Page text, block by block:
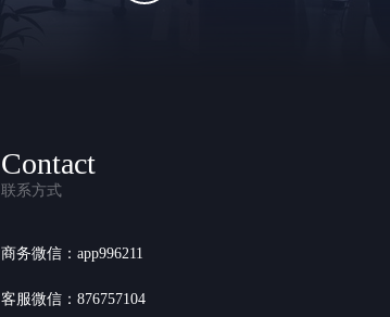
Contact
联系方式
商务微信：app996211
客服微信：876757104